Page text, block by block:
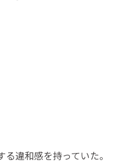
違和感を持っていた。